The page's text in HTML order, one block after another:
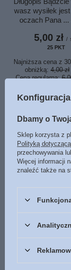
wasz wysiłek
oczach Pana ...
5,00 zł /
25 PKT
Najniższa cena z
obniżką: 4,00 zł
Cena regularna:
OKAZJA
Długopis
niż siła ...
5,00 zł
25PKT
Cena regularna:
Dbamy o
Sklep korzysta z
Polityką
przechowywania
Więcej informacji
znaleźć także na